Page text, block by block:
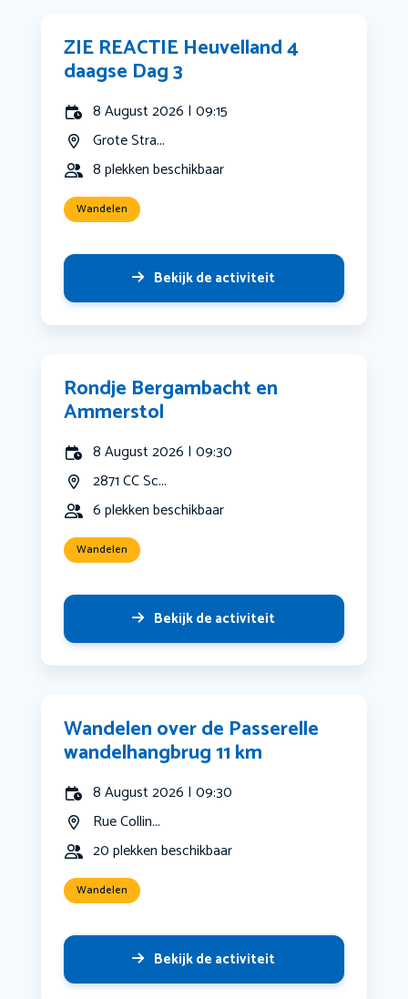
ZIE REACTIE Heuvelland 4
daagse Dag 3
8 August 2026 | 09:15
Grote Stra...
8 plekken beschikbaar
Wandelen
Bekijk de activiteit
Rondje Bergambacht en
Ammerstol
8 August 2026 | 09:30
2871 CC Sc...
6 plekken beschikbaar
Wandelen
Bekijk de activiteit
Wandelen over de Passerelle
wandelhangbrug 11 km
8 August 2026 | 09:30
Rue Collin...
20 plekken beschikbaar
Wandelen
Bekijk de activiteit